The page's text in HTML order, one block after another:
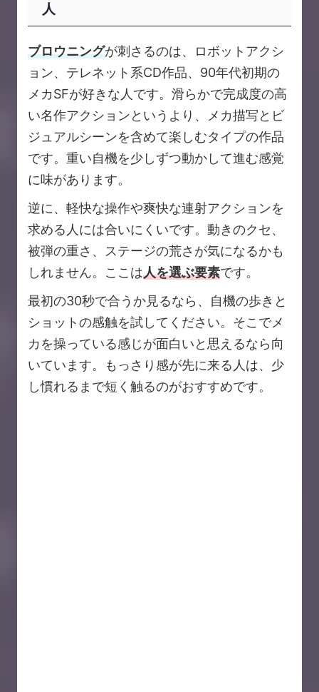
人
ブロウニングが刺さるのは、ロボットアクシ
ョン、テレネット系CD作品、90年代初期の
メカSFが好きな人です。滑らかで完成度の高
い名作アクションというより、メカ描写とビ
ジュアルシーンを含めて楽しむタイプの作品
です。重い自機を少しずつ動かして進む感覚
に味があります。
逆に、軽快な操作や爽快な連射アクションを
求める人には合いにくいです。動きのクセ、
被弾の重さ、ステージの荒さが気になるかも
しれません。ここは人を選ぶ要素です。
最初の30秒で合うか見るなら、自機の歩きと
ショットの感触を試してください。そこでメ
カを操っている感じが面白いと思えるなら向
いています。もっさり感が先に来る人は、少
し慣れるまで短く触るのがおすすめです。